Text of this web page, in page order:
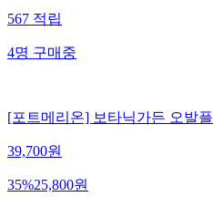
567 적립
4명 구매중
[포트메리온] 보타닉가든 오발
39,700원
35%25,800원